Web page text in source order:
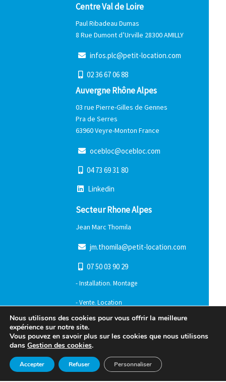
Centre Val de Loire
Paul Ribadeau Dumas
8 Rue Dumont d’Urville 28300 AMILLY
infos.plc@petit-location.com
0236670688
Auvergne Rhône Alpes
03 rue Pierre-Gilles de Gennes
Pra de Serres
63960 Veyre-Monton France
ocebloc@ocebloc.com
04 73 6931 80
Linkedin
Secteur Rhone Alpes
Jean Marc Thomila
jm.thomila@petit-location.com
075003 90 29
- Installation. Montage
- Vente. Location
- Normes et Réglementation
- FAQ
- Gestion des cookies
- Mentions légales
Nous utilisons des cookies pour vous offrir la meilleure
expérience sur notre site.
Vous pouvez en savoir plus sur les cookies que nous utilisons
dans Gestion des cookies.
Accepter Refuser Personnaliser